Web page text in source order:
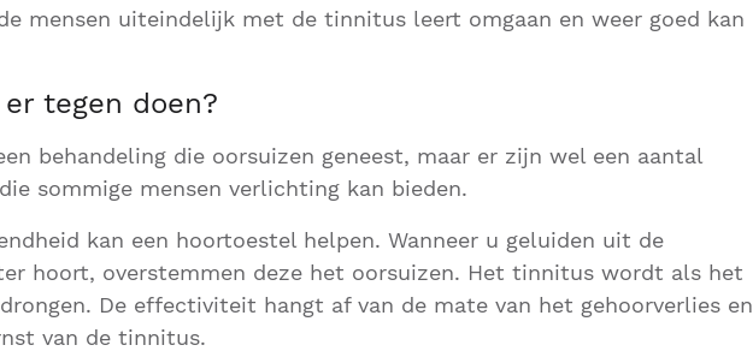
mensen uiteindelijk met de tinnitus leert omgaan en weer goed kan
tegen doen?
behandeling die oorsuizen geneest, maar er zijn wel een aantal
sommige mensen verlichting kan bieden.
kan een hoortoestel helpen. Wanneer u geluiden uit de
hoort, overstemmen deze het oorsuizen. Het tinnitus wordt als het
De effectiviteit hangt af van de mate van het gehoorverlies en
van de tinnitus.